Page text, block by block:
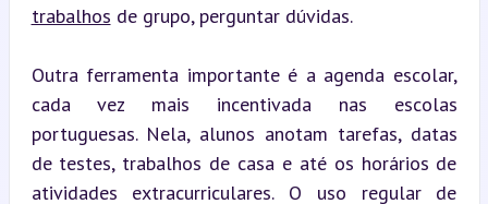
trabalhos de grupo, perguntar dúvidas.
Outra ferramenta importante é a agenda escolar,
cada vez mais incentivada nas escolas
portuguesas. Nela, alunos anotam tarefas, datas
de testes, trabalhos de casa e até os horários de
atividades extracurriculares. O uso regular de